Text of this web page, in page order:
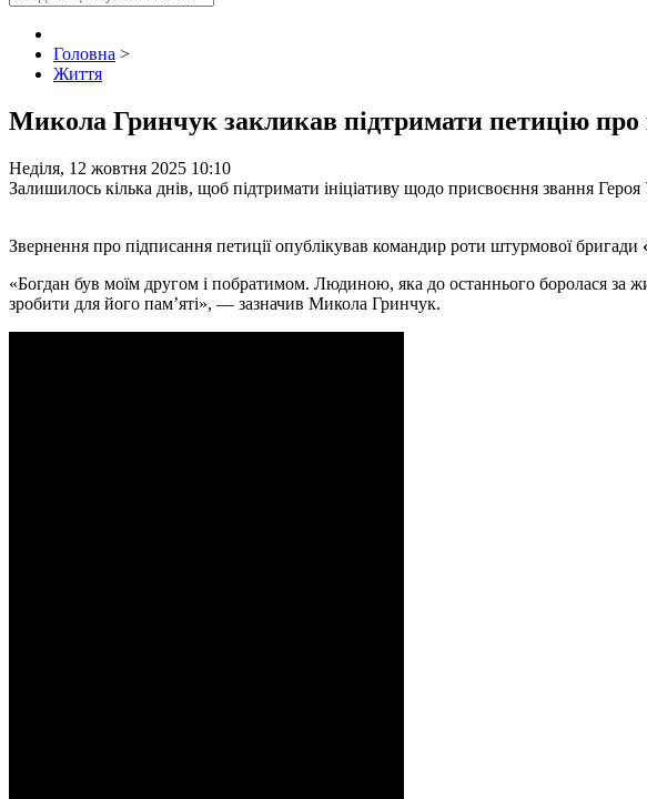
Головна >
Життя
Микола Гринчук закликав підтримати петицію
Неділя, 12 жовтня 2025 10:10
Залишилось кілька днів, щоб підтримати ініціативу щодо присвоєння звання
Звернення про підписання петиції опублікував командир роти штурмової бригади
«Богдан був моїм другом і побратимом. Людиною, яка до останнього боролася
зробити для його пам’яті», — зазначив Микола Гринчук.